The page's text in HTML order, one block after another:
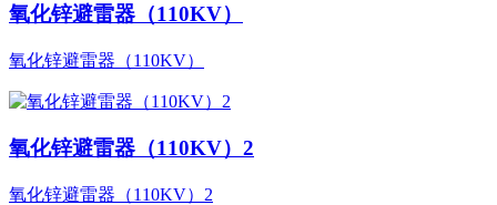
氧化锌避雷器（110KV）
氧化锌避雷器（110KV）
氧化锌避雷器（110KV）2
氧化锌避雷器（110KV）2